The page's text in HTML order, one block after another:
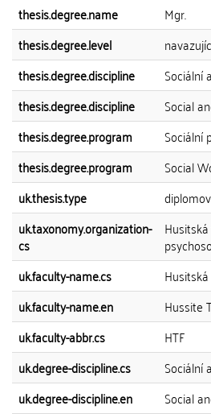
thesis.degree.name
Mgr.
thesis.degree.level
thesis.degree.discipline
Sociální
thesis.degree.discipline
Social
thesis.degree.program
Sociální
thesis.degree.program
Social
uk.thesis.type
uk.taxonomy.organization-
cs
uk.faculty-name.cs
uk.faculty-name.en
Hussite
uk.faculty-abbr.cs
HTF
uk.degree-discipline.cs
Sociální
uk.degree-discipline.en
Social